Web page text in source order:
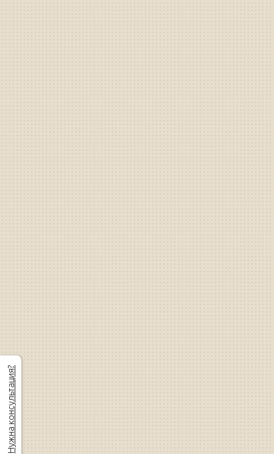
Нужна консультация?